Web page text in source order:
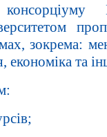
зокрема:
економіка та